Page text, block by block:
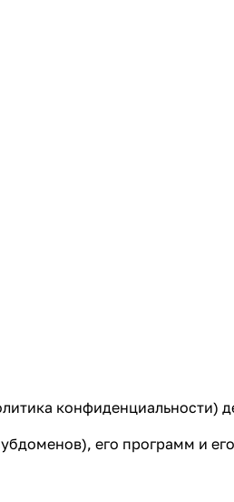
конфиденциальности)
его программ и